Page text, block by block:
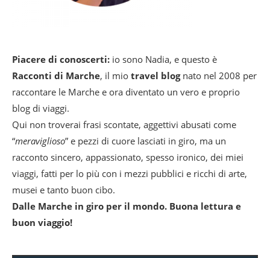
Piacere di conoscerti: io sono Nadia, e questo è
Racconti di Marche, il mio travel blognato nel 2008 per
raccontare le Marche e ora diventato un vero e proprio
blog di viaggi.
Qui non troverai frasi scontate, aggettivi abusati come
“meraviglioso” e pezzi di cuore lasciati in giro, ma un
racconto sincero, appassionato, spesso ironico, dei miei
viaggi, fatti per lo più con i mezzi pubblici e ricchi di arte,
musei e tanto buon cibo.
Dalle Marche in giro per il mondo. Buona lettura e
buon viaggio!